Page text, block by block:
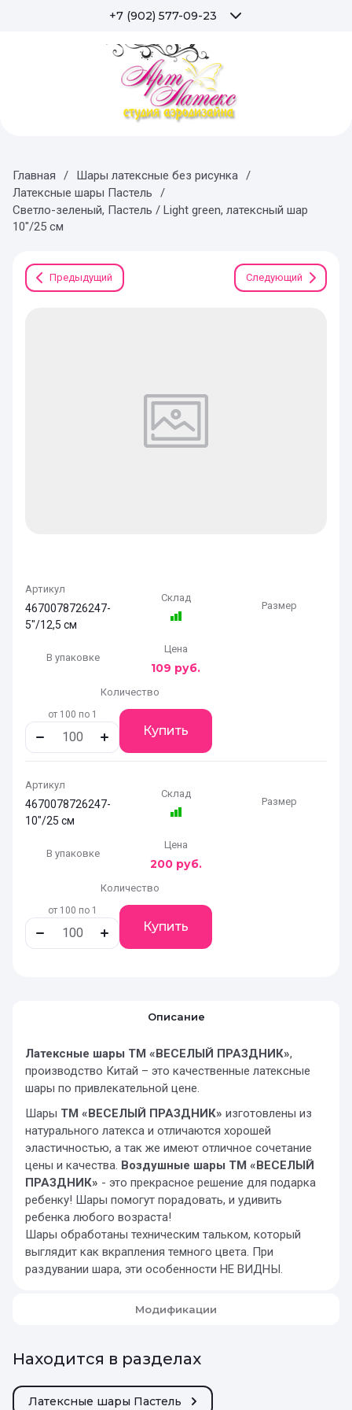
+7 (902) 577-09-23
Главная / Шары латексные без рисунка /
Латексные шары Пастель
/
Светло-зеленый, Пастель / Light green, латексный шар
10"/25 см
Предыдущий Следующий
Артикул
4670078726247-
5"/12,5 см
Склад
Размер
В упаковке
Цена
109 руб.
Количество
от 100 по 1
Купить
Артикул
4670078726247-
10"/25 см
Склад
Размер
В упаковке
Цена
200 руб.
Количество
от 100 по 1
Купить
Описание
Латексные шары ТМ «ВЕСЕЛЫЙ ПРАЗДНИК»,
производство Китай – это качественные латексные
шары по привлекательной цене.
Шары ТМ «ВЕСЕЛЫЙ ПРАЗДНИК» изготовлены из
натурального латекса и отличаются хорошей
эластичностью, а так же имеют отличное сочетание
цены и качества. Воздушные шары ТМ «ВЕСЕЛЫЙ
ПРАЗДНИК» - это прекрасное решение для подарка
ребенку! Шары помогут порадовать, и удивить
ребенка любого возраста!
Шары обработаны техническим тальком, который
выглядит как вкрапления темного цвета. При
раздувании шара, эти особенности НЕ ВИДНЫ.
Модификации
Находится в разделах
Латексные шары Пастель